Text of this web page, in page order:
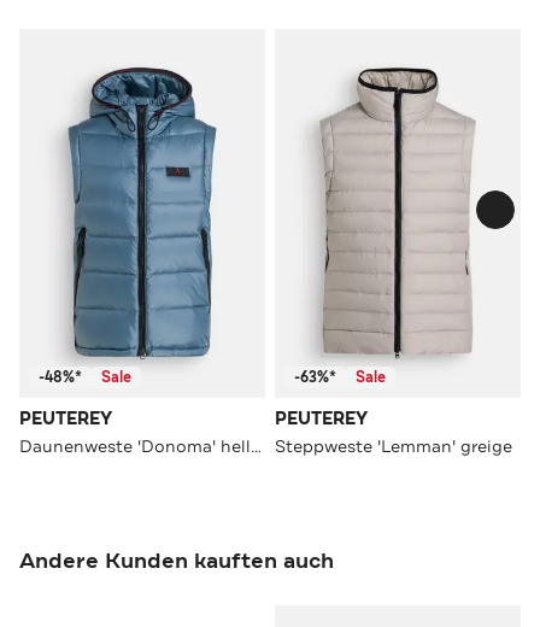
-48%* Sale
PEUTEREY
Daunenweste 'Donoma' hellblau
-63%* Sale
PEUTEREY
Steppweste 'Lemman' greige
Andere Kunden kauften auch